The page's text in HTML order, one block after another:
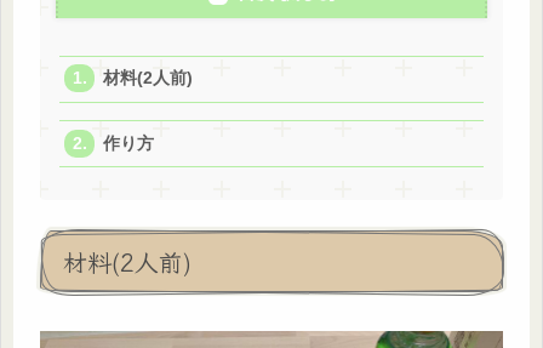
材料(2人前)
作り方
材料(2人前)